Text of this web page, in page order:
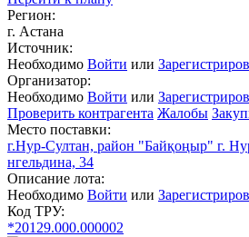
Регион:
г. Астана
Источник:
Необходимо Войти или
Организатор:
Необходимо Войти или
Проверить контрагента Жалобы
Место поставки:
г.Нур-Султан, район "Байқоңыр" г.
нгельдина, 34
Описание лота:
Необходимо Войти или
Код ТРУ:
*20129.000.000002